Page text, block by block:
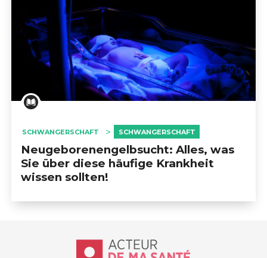
SCHWANGERSCHAFT SCHWANGERSCHAFT
Neugeborenengelbsucht: Alles, was
Sie über diese häufige Krankheit
wissen sollten!
Accueil - Acteur de ma santé, by